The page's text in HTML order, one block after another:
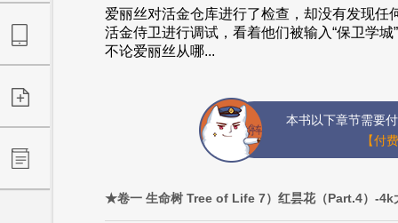
爱丽丝对活金仓库进行了检查，却没有发现
活金侍卫进行调试，看着他们被输入“保卫学
不论爱丽丝从哪...
本书以下章节需要
【付
★卷一 生命树 Tree of Life 7）红昙花（Part.4）-4k